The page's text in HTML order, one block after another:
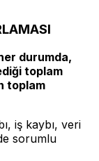
durumda,
toplam
toplam
iş kaybı, veri
sorumlu